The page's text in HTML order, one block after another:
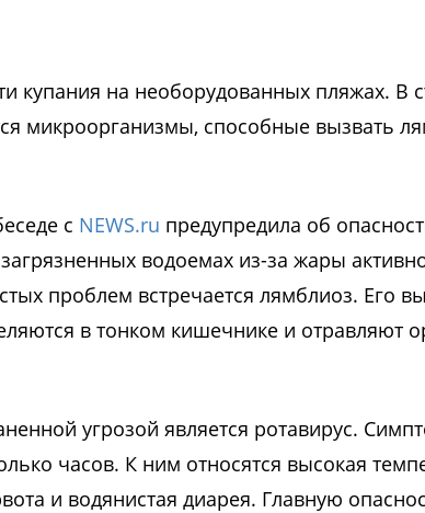
купания на необорудованных пляжах. В
микроорганизмы, способные вызвать
с NEWS.ru предупредила об
водоемах из-за жары
проблем встречается лямблиоз. Его
в тонком кишечнике и отравляют
угрозой является ротавирус.
часов. К ним относятся высокая
и водянистая диарея. Главную